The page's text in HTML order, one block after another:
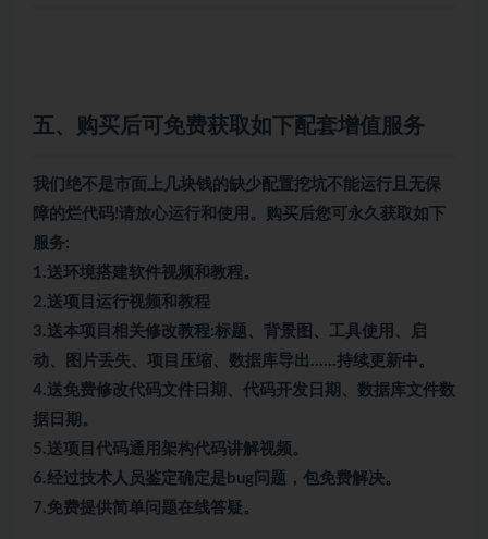
五、购买后可免费获取如下配套增值服务
我们绝不是市面上几块钱的缺少配置挖坑不能运行且无保
障的烂代码!请放心运行和使用。购买后您可永久获取如下
服务:
1.送环境搭建软件视频和教程。
2.送项目运行视频和教程
3.送本项目相关修改教程:标题、背景图、工具使用、启
动、图片丢失、项目压缩、数据库导出……持续更新中。
4.送免费修改代码文件日期、代码开发日期、数据库文件数
据日期。
5.送项目代码通用架构代码讲解视频。
6.经过技术人员鉴定确定是bug问题，包免费解决。
7.免费提供简单问题在线答疑。